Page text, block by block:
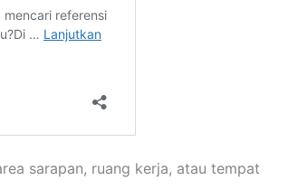
sarapan, ruang kerja, atau tempat